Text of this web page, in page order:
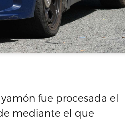
fue procesada el
mediante el que